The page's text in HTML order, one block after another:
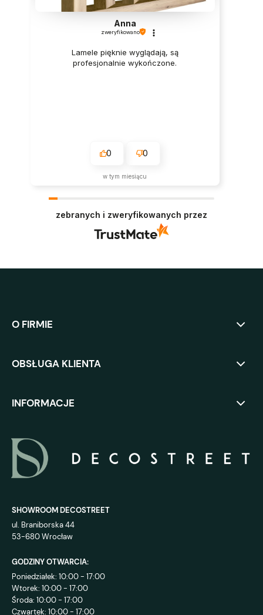
Anna
zweryfikowano
Lamele pięknie wyglądają, są
profesjonalnie wykończone.
0 0
w tym miesiącu
zebranych i zweryfikowanych przez
O FIRMIE
OBSŁUGA KLIENTA
INFORMACJE
SHOWROOM DECOSTREET
ul. Braniborska 44
53-680 Wrocław
GODZINY OTWARCIA:
Poniedziałek: 10:00 - 17:00
Wtorek: 10:00 - 17:00
Środa: 10:00 - 17:00
Czwartek: 10:00 - 17:00